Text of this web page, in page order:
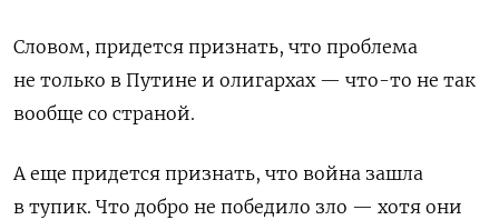
Словом, придется признать, что проблема
не только в Путине и олигархах — что-то не так
вообще со страной.
А еще придется признать, что война зашла
в тупик. Что добро не победило зло — хотя они